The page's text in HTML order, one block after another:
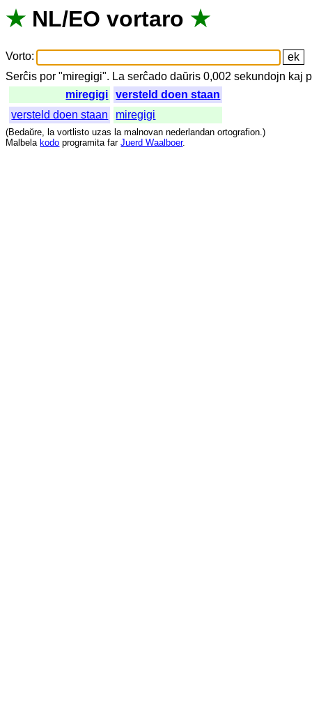
★ NL/EO vortaro ★
Vorto:
Serĉis por "miregigi". La serĉado daŭris 0,002sekundojn kaj
miregigi
versteld doen staan
versteld doen staan
miregigi
(Bedaŭre, la vortlisto uzas la malnovan nederlandan ortografion.)
Malbela kodo programita far Juerd Waalboer.